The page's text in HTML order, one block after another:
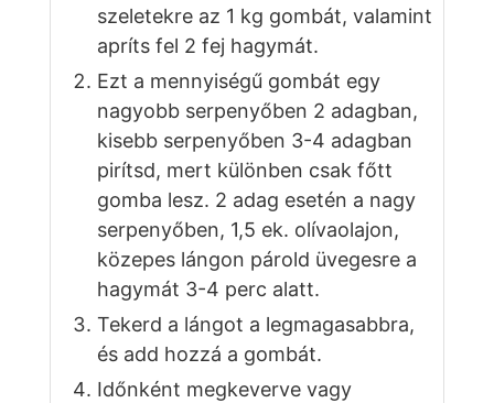
szeletekre az 1 kg gombát, valamint
apríts fel 2 fej hagymát.
Ezt a mennyiségű gombát egy
nagyobb serpenyőben 2 adagban,
kisebb serpenyőben 3-4 adagban
pirítsd, mert különben csak főtt
gomba lesz. 2 adag esetén a nagy
serpenyőben, 1,5 ek. olívaolajon,
közepes lángon párold üvegesre a
hagymát 3-4 perc alatt.
Tekerd a lángot a legmagasabbra,
és add hozzá a gombát.
Időnként megkeverve vagy